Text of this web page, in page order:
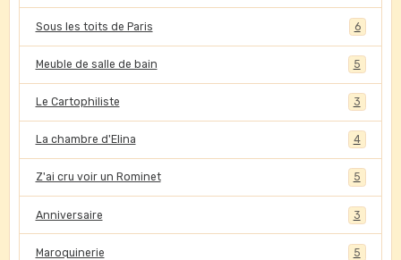
Sous les toits de Paris 6
Meuble de salle de bain 5
Le Cartophiliste 3
La chambre d'Elina 4
Z'ai cru voir un Rominet 5
Anniversaire 3
Maroquinerie 5